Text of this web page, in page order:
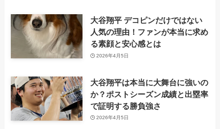
大谷翔平 デコピンだけではない
人気の理由！ファンが本当に求め
る素顔と安心感とは
2026年4月5日
大谷翔平は本当に大舞台に強いの
か？ポストシーズン成績と出塁率
で証明する勝負強さ
2026年4月5日